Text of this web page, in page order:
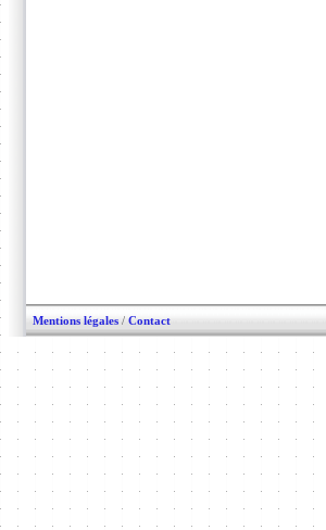
Mentions légales / Contact